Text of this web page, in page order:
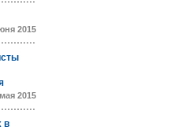
2015
2015
в